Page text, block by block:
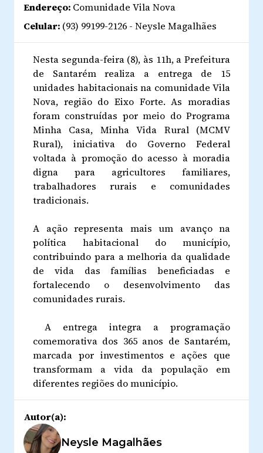
Endereço: Comunidade Vila Nova
Celular: (93) 99199-2126 - Neysle Magalhães
Nesta segunda-feira (8), às 11h, a Prefeitura
de Santarém realiza a entrega de 15
unidades habitacionais na comunidade Vila
Nova, região do Eixo Forte. As moradias
foram construídas por meio do Programa
Minha Casa, Minha Vida Rural (MCMV
Rural), iniciativa do Governo Federal
voltada à promoção do acesso à moradia
digna para agricultores familiares,
trabalhadores rurais e comunidades
tradicionais.
A ação representa mais um avanço na
política habitacional do município,
contribuindo para a melhoria da qualidade
de vida das famílias beneficiadas e
fortalecendo o desenvolvimento das
comunidades rurais.
A entrega integra a programação
comemorativa dos 365 anos de Santarém,
marcada por investimentos e ações que
transformam a vida da população em
diferentes regiões do município.
Autor(a):
Neysle Magalhães